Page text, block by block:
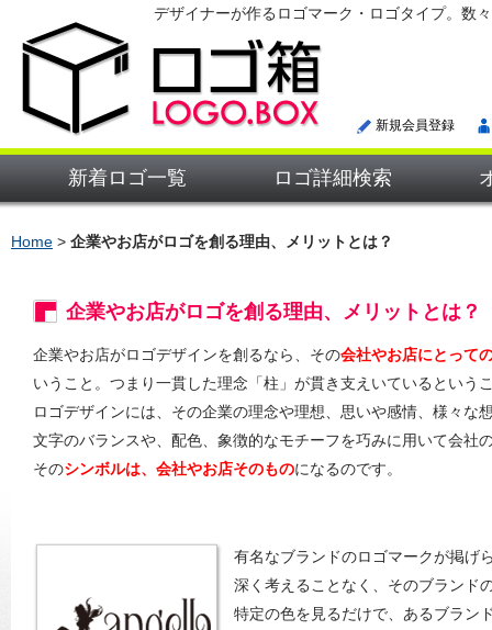
デザイナーが作るロゴマーク・ロゴタイプ。数
新規会員登録
新着ロゴ一覧 ロゴ詳細検索
Home > 企業やお店がロゴを創る理由、メリットとは？
企業やお店がロゴを創る理由、メリットとは？
企業やお店がロゴデザインを創るなら、その会社やお店にとって
いうこと。つまり一貫した理念「柱」が貫き支えいているという
ロゴデザインには、その企業の理念や理想、思いや感情、様々な
文字のバランスや、配色、象徴的なモチーフを巧みに用いて会社
そのシンボルは、会社やお店そのものになるのです。
有名なブランドのロゴマークが掲げ
深く考えることなく、そのブランド
特定の色を見るだけで、あるブラン